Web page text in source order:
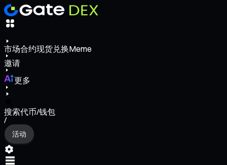
市场合约现货兑换Meme
邀请
更多
搜索代币/钱包
/
活动